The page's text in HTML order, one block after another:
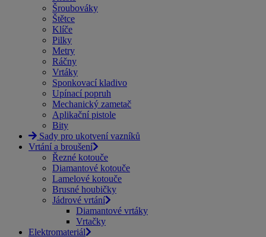
Šroubováky
Štětce
Klíče
Pilky
Metry
Ráčny
Vrtáky
Sponkovací kladivo
Upínací popruh
Mechanický zametač
Aplikační pistole
Bity
Sady pro ukotvení vazníků
Vrtání a broušení
Řezné kotouče
Diamantové kotouče
Lamelové kotouče
Brusné houbičky
Jádrové vrtání
Diamantové vrtáky
Vrtačky
Elektromateriál